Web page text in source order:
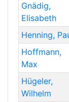
Gnädig,
Elisabeth
Henning,
Hoffmann,
Max
Hügeler,
Wilhelm